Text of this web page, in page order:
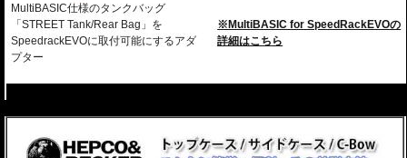
MultiBASIC仕様のタンクバッグ
「STREET Tank/Rear Bag」を
SpeedrackEVOに取付可能にするアダ
プター
※MultiBASIC for SpeedRackEVOの
詳細はこちら